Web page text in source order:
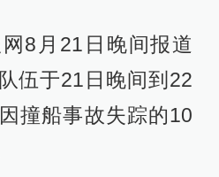
8月21日晚间报道
伍于21日晚间到22
撞船事故失踪的10